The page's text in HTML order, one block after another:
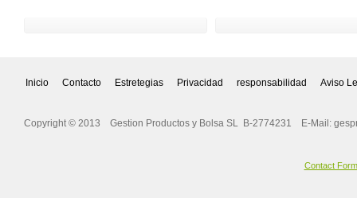
Inicio Contacto Estretegias Privacidad responsabilidad Aviso
Copyright © 2013 Gestion Productos y Bolsa SL B-2774231 E-Mail:
Contact Form